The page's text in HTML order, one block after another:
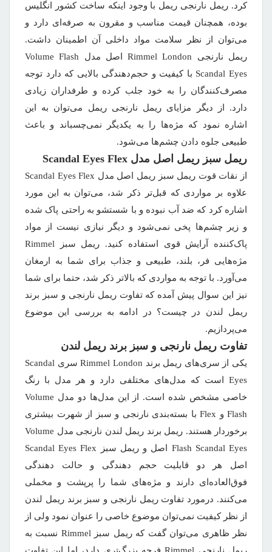
کرد. ریمل نارنجی ریمل با وجود اینکه ساخت کشور انگلیس
بوده، همچنان قیمت مناسب و مقرون به صرفه‌ای دارد و
می‌توان از نظر سلامت مواد داخلی آن اطمینان داشت.
ریمل نارنجی Rimmel London اصل مدل Volume Flash
Scandal Eyes با کیفیت و حجم‌دهندگی بالایی که دارد توجه
مصرف‌کنندگان را به خود جلب کرده و طرفداران زیادی
دارد. از دیگر مزایای ریمل نارنجی ریمل می‌توان به این
اشاره نمود که مژه‌ها را به یکدیگر نمی‌چسباند و باعث
طبیعی جلوه دادن چشم‌ها می‌شود.
ریمل سبز ریمل اصل مدل Scandal Eyes Flex
از نقات قوت ریمل سبز ریمل اصل مدل Scandal Eyes Flex
علاوه بر مواردی که قبل‌تر ذکر شد، می‌توان به این مورد
اشاره کرد که ضد آب نبوده و با شستشو به راحتی پاک شده
و زیر چشم‌ها پخی نمی‌شود و دیگر نیازی نیست از مواد
پاک‌کننده آرایش قوی استفاده کنید. ریمل سبز Rimmel
مژه‌هایی فر، بلند، طبیعی و جذاب برای شما به ارمغان
می‌آورد. با توجه به مواردی که بالاتر ذکر شد، حتما برای شما
نیز این سوال پیش آمده که تفاوت ریمل نارنجی و سبز برند
ریمل لندن در چیست؟ در ادامه به بررسی این موضوع
می‌پردازیم.
تفاوت ریمل نارنجی و سبز برند ریمل لندن
یکی از سری‌های ریمل برند Rimmel London سری Scandal
Eyes است که مدل‌های مختلفی دارد و هر مدل با رنگ
خاصی مشخص شده است. از این مدل‌ها دو مدل Volume
Flash و Flex با بسته‌بندی نارنجی و سبز از شهرت بیشتری
برخوردار هستند. ریمل برند ریمل لندن نارنجی مدل Volume
Flash Scandal Eyes اصل و ریمل سبز Scandal Eyes Flex
اصل هر دو قابلیت حجم دهندگی و حالت دهندگی
فوق‌العاده‌ای دارند و مژه‌های شما را پرپشت و مخملی
می‌کنند. درمورد تفاوت ریمل نارنجی و سبز برند ریمل لندن
از نظر کیفیت نمی‌توان موضوع خاصی را عنوان نمود ولی از
نظر ظاهری می‌توان گفت که ریمل سبز Rimmel نسبت به